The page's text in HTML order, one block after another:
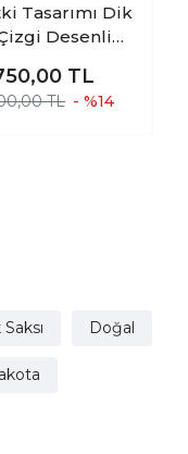
Tasarımı Dik
Desenli
Salon
Üçlü Set
TL
TL - %14
Doğal